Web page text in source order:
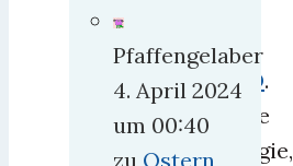
der
BILD.
Arme
Maggie,
Pfaffengelaber
4. April 2024
um 00:40
zu Ostern